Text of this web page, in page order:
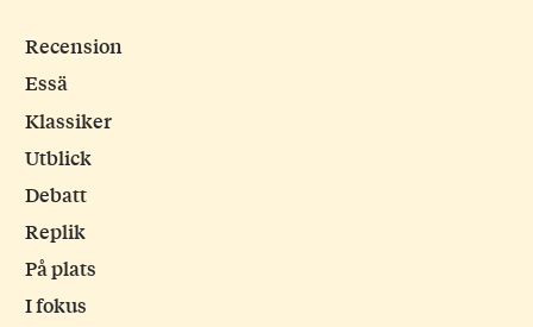
Recension
Essä
Klassiker
Utblick
Debatt
Replik
På plats
I fokus